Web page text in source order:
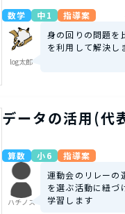
数学 中1 指導案
log太郎
身の回りの問題を
を利用して解決し
データの活用(代
算数 小6 指導案
ハチノス
運動会のリレーの
を選ぶ活動に紐づ
学習します